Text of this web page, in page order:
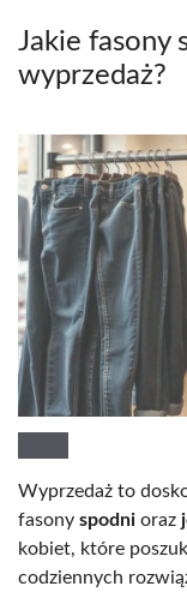
Jakie fasony
wyprzedaż?
Wyprzedaż to
fasony spodni oraz
kobiet, które
codziennych